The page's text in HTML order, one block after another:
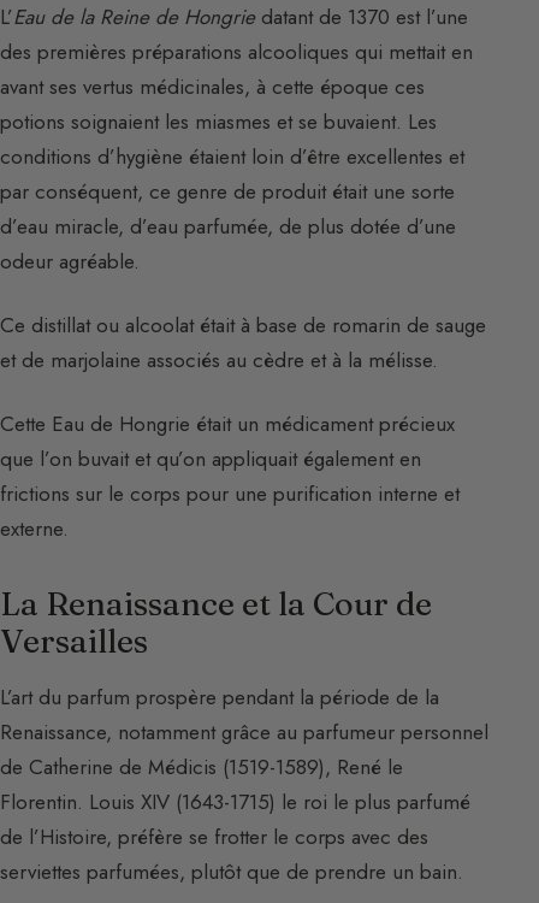
L’Eau de la Reine de Hongriedatant de 1370 est l’une
des premières préparations alcooliques qui mettait en
avant ses vertus médicinales, à cette époque ces
potions soignaient les miasmes et se buvaient. Les
conditions d’hygiène étaient loin d’être excellentes et
par conséquent, ce genre de produit était une sorte
d’eau miracle, d’eau parfumée, de plus dotée d’une
odeur agréable.
Ce distillat ou alcoolat était à base de romarin de sauge
et de marjolaine associés au cèdre et à la mélisse.
Cette Eau de Hongrie était un médicament précieux
que l’on buvait et qu’on appliquait également en
frictions sur le corps pour une purification interne et
externe.
La Renaissance et la Cour de
Versailles
L’art du parfum prospère pendant la période de la
Renaissance, notamment grâce au parfumeur personnel
de Catherine de Médicis (1519-1589), René le
Florentin. Louis XIV (1643-1715) le roi le plus parfumé
de l’Histoire, préfère se frotter le corps avec des
serviettes parfumées, plutôt que de prendre un bain.